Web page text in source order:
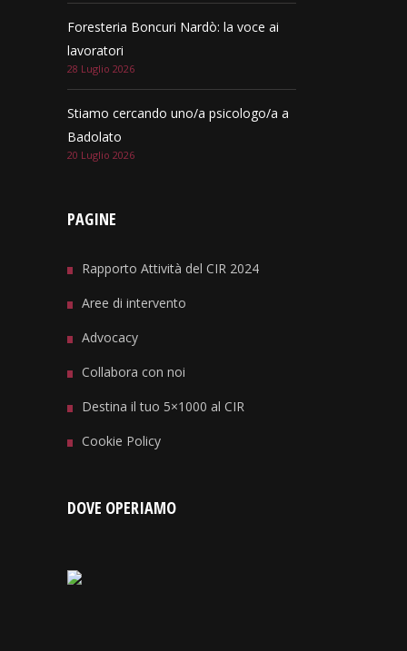
Foresteria Boncuri Nardò: la voce ai
lavoratori
28 Luglio 2026
Stiamo cercando uno/a psicologo/a a
Badolato
20 Luglio 2026
PAGINE
Rapporto Attività del CIR 2024
Aree di intervento
Advocacy
Collabora con noi
Destina il tuo 5×1000 al CIR
Cookie Policy
DOVE OPERIAMO